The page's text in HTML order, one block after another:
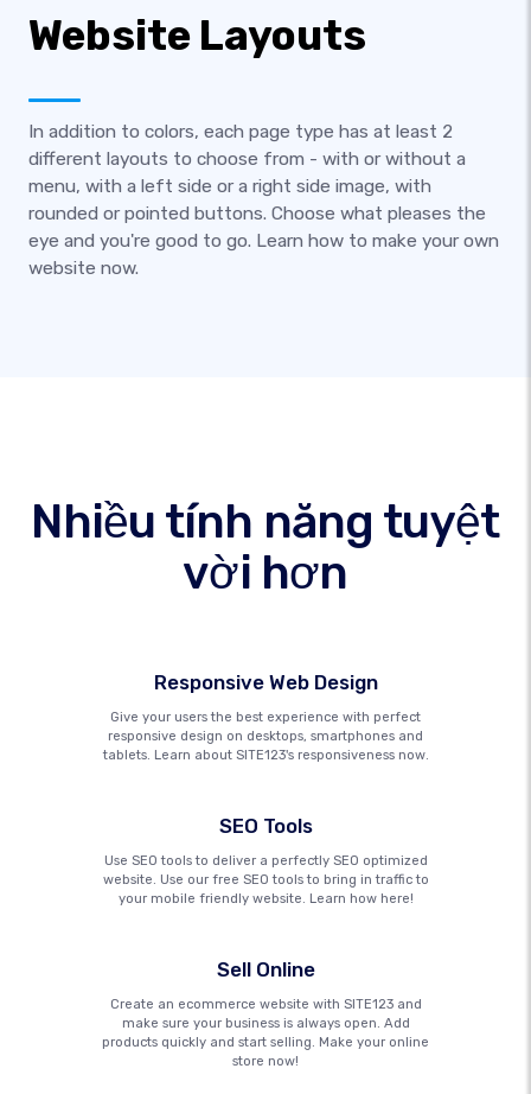
Website Layouts
In addition to colors, each page type has at least 2
different layouts to choose from - with or without a
menu, with a left side or a right side image, with
rounded or pointed buttons. Choose what pleases the
eye and you're good to go. Learn how to make your own
website now.
Nhiều tính năng tuyệt
vời hơn
Responsive Web Design
Give your users the best experience with perfect
responsive design on desktops, smartphones and
tablets. Learn about SITE123's responsiveness now.
SEO Tools
Use SEO tools to deliver a perfectly SEO optimized
website. Use our free SEO tools to bring in traffic to
your mobile friendly website. Learn how here!
Sell Online
Create an ecommerce website with SITE123 and
make sure your business is always open. Add
products quickly and start selling. Make your online
store now!